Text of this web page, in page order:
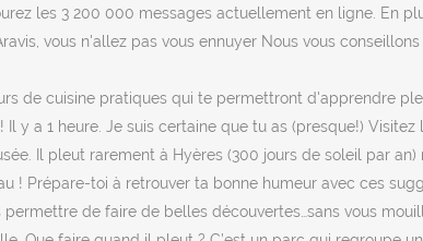
les 3 200 000 messages actuellement en ligne. En
vous n'allez pas vous ennuyer Nous vous
de cuisine pratiques qui te permettront d'apprendre
a 1 heure. Je suis certaine que tu as (presque!)
Il pleut rarement à Hyères (300 jours de soleil par
Prépare-toi à retrouver ta bonne humeur avec ces
de faire de belles découvertes…sans vous